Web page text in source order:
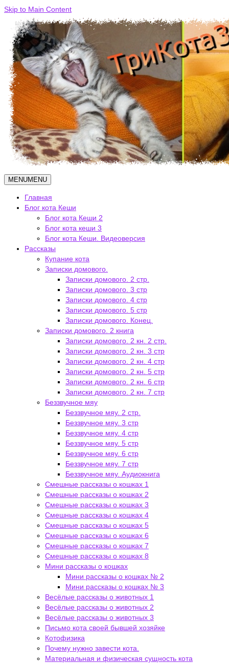
Skip to Main Content
MENUMENU
Главная
Блог кота Кеши
Блог кота Кеши 2
Блог кота кеши 3
Блог кота Кеши. Видеоверсия
Рассказы
Купание кота
Записки домового.
Записки домового. 2 стр.
Записки домового. 3 стр
Записки домового. 4 стр
Записки домового. 5 стр
Записки домового. Конец.
Записки домового. 2 книга
Записки домового. 2 кн. 2 стр.
Записки домового. 2 кн. 3 стр
Записки домового. 2 кн. 4 стр
Записки домового. 2 кн. 5 стр
Записки домового. 2 кн. 6 стр
Записки домового. 2 кн. 7 стр
Беззвучное мяу
Беззвучное мяу. 2 стр.
Беззвучное мяу. 3 стр
Беззвучное мяу. 4 стр
Беззвучное мяу. 5 стр
Беззвучное мяу. 6 стр
Беззвучное мяу. 7 стр
Беззвучное мяу. Аудиокнига
Смешные рассказы о кошках 1
Смешные рассказы о кошках 2
Смешные рассказы о кошках 3
Смешные рассказы о кошках 4
Смешные рассказы о кошках 5
Смешные рассказы о кошках 6
Смешные рассказы о кошках 7
Смешные рассказы о кошках 8
Мини рассказы о кошках
Мини рассказы о кошках № 2
Мини рассказы о кошках № 3
Весёлые рассказы о животных 1
Весёлые рассказы о животных 2
Весёлые рассказы о животных 3
Письмо кота своей бывшей хозяйке
Котофизика
Почему нужно завести кота.
Материальная и физическая сущность кота